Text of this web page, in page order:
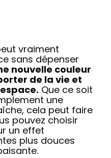
vraiment
sans dépenser
nouvelle couleur
de la vie et
Que ce soit
une
cela peut faire
pouvez choisir
un effet
plus douces